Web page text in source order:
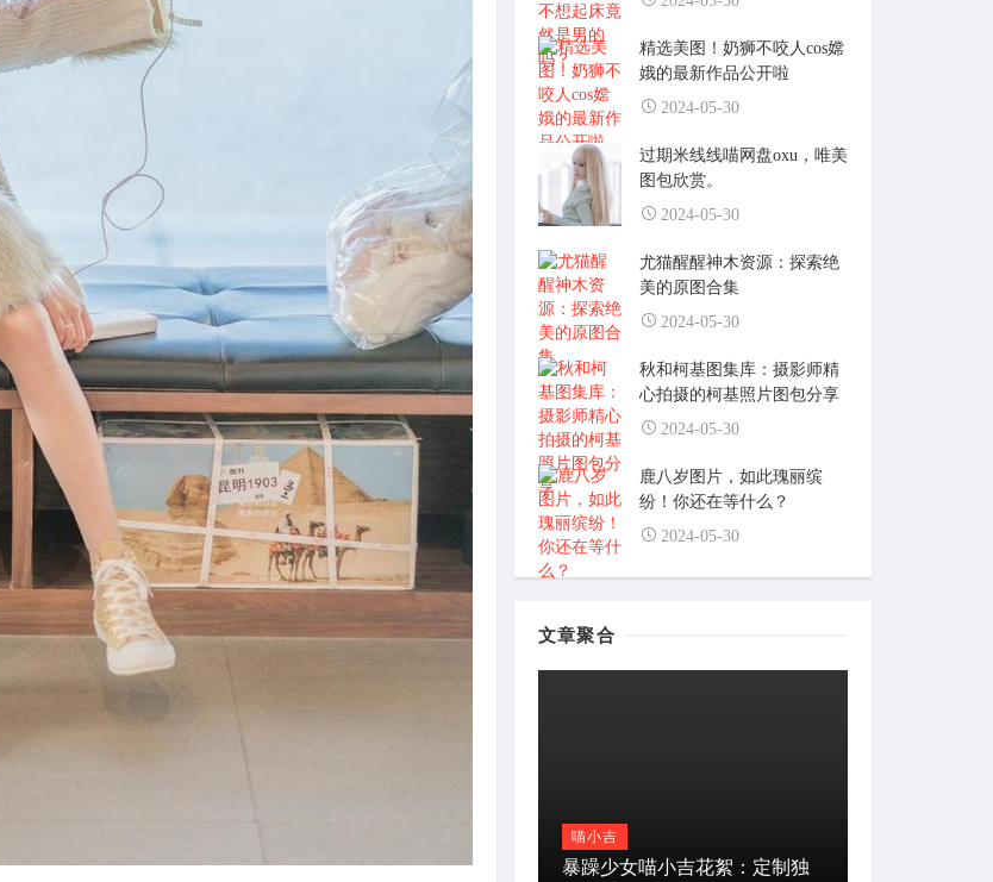
精选美图！奶狮不咬人cos嫦
娥的最新作品公开啦
2024-05-30
过期米线线喵网盘oxu，唯美
图包欣赏。
2024-05-30
尤猫醒醒神木资源：探索绝
美的原图合集
2024-05-30
秋和柯基图集库：摄影师精
心拍摄的柯基照片图包分享
2024-05-30
鹿八岁图片，如此瑰丽缤
纷！你还在等什么？
2024-05-30
文章聚合
喵小吉
暴躁少女喵小吉花絮：定制独